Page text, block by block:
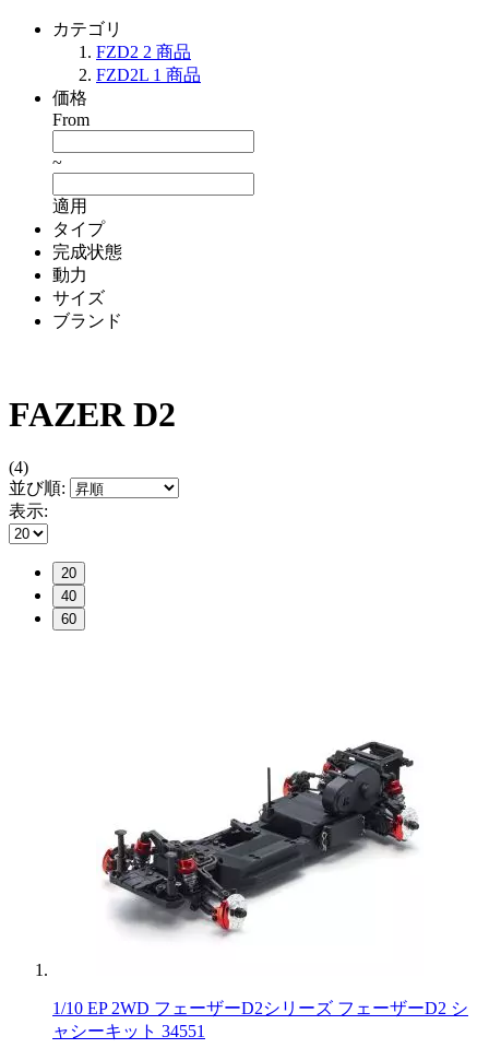
カテゴリ
FZD2 2 商品
FZD2L 1 商品
価格
From
~
適用
タイプ
完成状態
動力
サイズ
ブランド
FAZER D2
(4)
並び順:
表示:
20
40
60
1/10 EP 2WD フェーザーD2シリーズ フェーザーD2 シ
ャシーキット 34551